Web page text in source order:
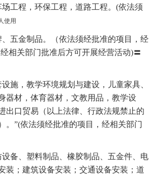
工程，环保工程，道路工程。(依法须
人使用
五金制品。（依法须经批准的项目，经
相关部门批准后方可开展经营活动)〓
施，教学环境规划与建设，儿童家具、
器材，体育器材，文教用品，教学设
出口贸易（以上法律、行政法规禁止的
。”(依法须经批准的项目，经相关部门
备、塑料制品、橡胶制品、五金件、电
装；建筑设备安装；交通设备安装；道